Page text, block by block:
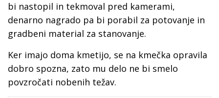
bi nastopil in tekmoval pred kamerami,
denarno nagrado pa bi porabil za potovanje in
gradbeni material za stanovanje.
Ker imajo doma kmetijo, se na kmečka opravila
dobro spozna, zato mu delo ne bi smelo
povzročati nobenih težav.